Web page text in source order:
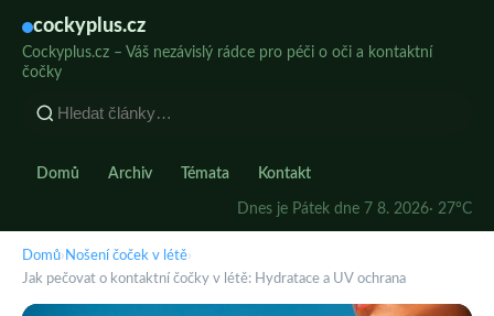
cockyplus.cz
Cockyplus.cz – Váš nezávislý rádce pro péči o oči a kontaktní
čočky
Domů Archiv Témata Kontakt
Dnes je Pátek dne 7 8. 2026· 27°C
Domů› Nošení čoček v létě›
Jak pečovat o kontaktní čočky v létě: Hydratace a UV ochrana